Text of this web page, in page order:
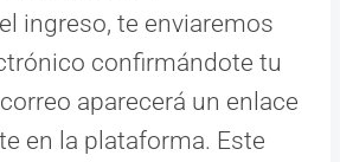
ingreso, te enviaremos
confirmándote tu
aparecerá un enlace
en la plataforma. Este